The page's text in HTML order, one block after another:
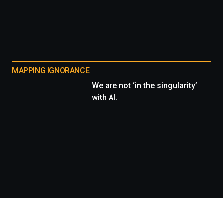
MAPPING IGNORANCE
We are not ‘in the singularity’
with AI.